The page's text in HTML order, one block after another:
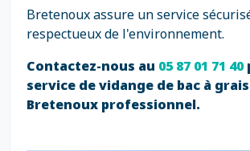
Bretenoux assure un service
respectueux de l'environnement.
Contactez-nous au 05 87 01 71 40
service de vidange de bac à
Bretenoux professionnel.